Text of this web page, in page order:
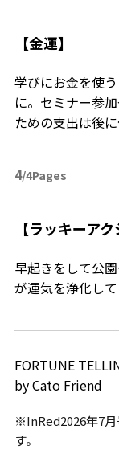
【金運】
学びにお金を使
に。セミナー参
ための支出は後
4/4Pages
【ラッキーアク
早起きをして公
が運気を浄化して
FORTUNE
by Cato Friend
※InRed2026年7月
す。